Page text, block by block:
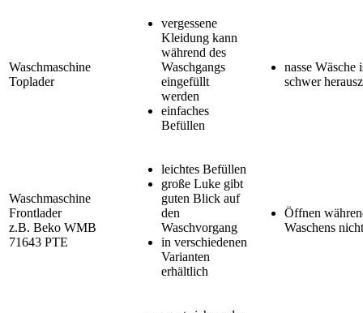
Waschmaschine
Toplader
vergessene
Kleidung kann
während des
Waschgangs
eingefüllt
werden
einfaches
Befüllen
nasse Wäsche
schwer
Waschmaschine
Frontlader
z.B. Beko WMB
71643 PTE
leichtes Befüllen
große Luke gibt
guten Blick auf
den
Waschvorgang
in verschiedenen
Varianten
erhältlich
Öffnen
Waschens